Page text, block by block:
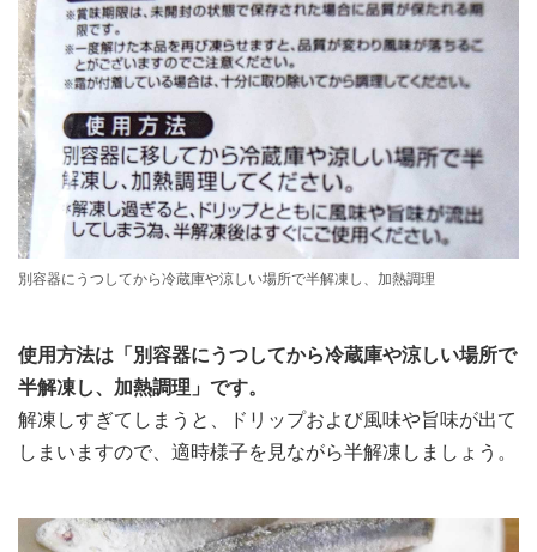
別容器にうつしてから冷蔵庫や涼しい場所で半解凍し、加熱調理
使用方法は「別容器にうつしてから冷蔵庫や涼しい場所で
半解凍し、加熱調理」です。
解凍しすぎてしまうと、ドリップおよび風味や旨味が出て
しまいますので、適時様子を見ながら半解凍しましょう。